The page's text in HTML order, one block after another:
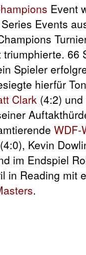
Event
Events
Spieler
hierfür
Clark (4:2)
WDF-
Kevin
im Endspiel
in Reading mit
.